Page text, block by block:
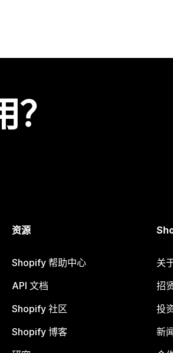
资源
Shopify 帮助中心
API 文档
Shopify 社区
Shopify 博客
关
招
投
新